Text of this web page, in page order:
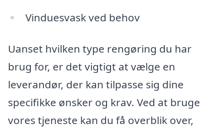
Vinduesvask ved behov
Uanset hvilken type rengøring du har
brug for, er det vigtigt at vælge en
leverandør, der kan tilpasse sig dine
specifikke ønsker og krav. Ved at bruge
vores tjeneste kan du få overblik over,